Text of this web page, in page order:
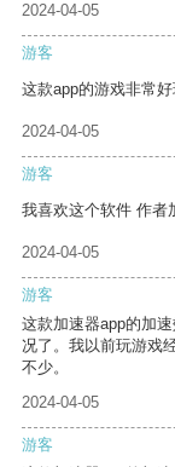
2024-04-05
游客
这款app的游戏非常好
2024-04-05
游客
我喜欢这个软件 作者
2024-04-05
游客
这款加速器app的加
况了。我以前玩游戏
不少。
2024-04-05
游客